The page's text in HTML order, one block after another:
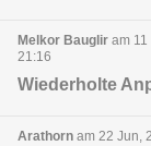
Melkor Bauglir am 11
21:16
Wiederholte
Arathorn am 22 Jun,